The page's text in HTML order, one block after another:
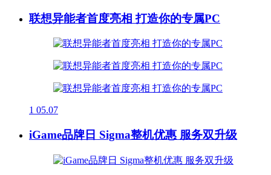
联想异能者首度亮相 打造你的专属PC
1 05.07
iGame品牌日 Sigma整机优惠 服务双升级